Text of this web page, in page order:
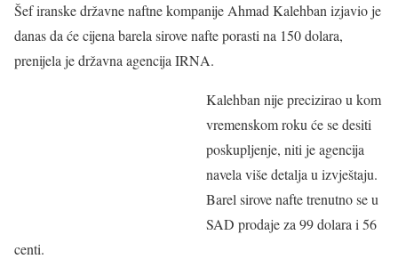
Šef iranske državne naftne kompanije Ahmad Kalehban izjavio je
danas da će cijena barela sirove nafte porasti na 150 dolara,
prenijela je državna agencija IRNA.
Kalehban nije precizirao u kom
vremenskom roku će se desiti
poskupljenje, niti je agencija
navela više detalja u izvještaju.
Barel sirove nafte trenutno se u
SAD prodaje za 99 dolara i 56
centi.